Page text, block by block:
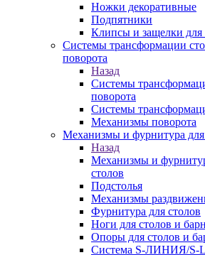
Ножки декоративные
Подпятники
Клипсы и защелки для
Системы трансформации
поворота
Назад
Системы
поворота
Системы
Механизмы поворота
Механизмы и фурнитура для
Назад
Механизмы и
столов
Подстолья
Механизмы
Фурнитура для столов
Ноги для столов и
Опоры для столов и
Система S-ЛИНИЯ/S-